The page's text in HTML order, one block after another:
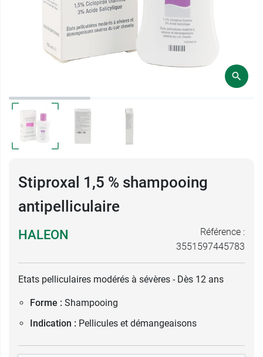
Stiproxal 1,5 % shampooing
antipelliculaire
HALEON
Référence :
3551597445783
Etats pelliculaires modérés à sévères - Dès 12 ans
Forme : Shampooing
Indication : Pellicules et démangeaisons